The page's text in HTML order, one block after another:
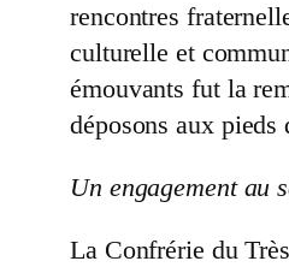
rencontres
culturelle et
émouvants fut la
déposons aux
Un engagement au
La Confrérie du